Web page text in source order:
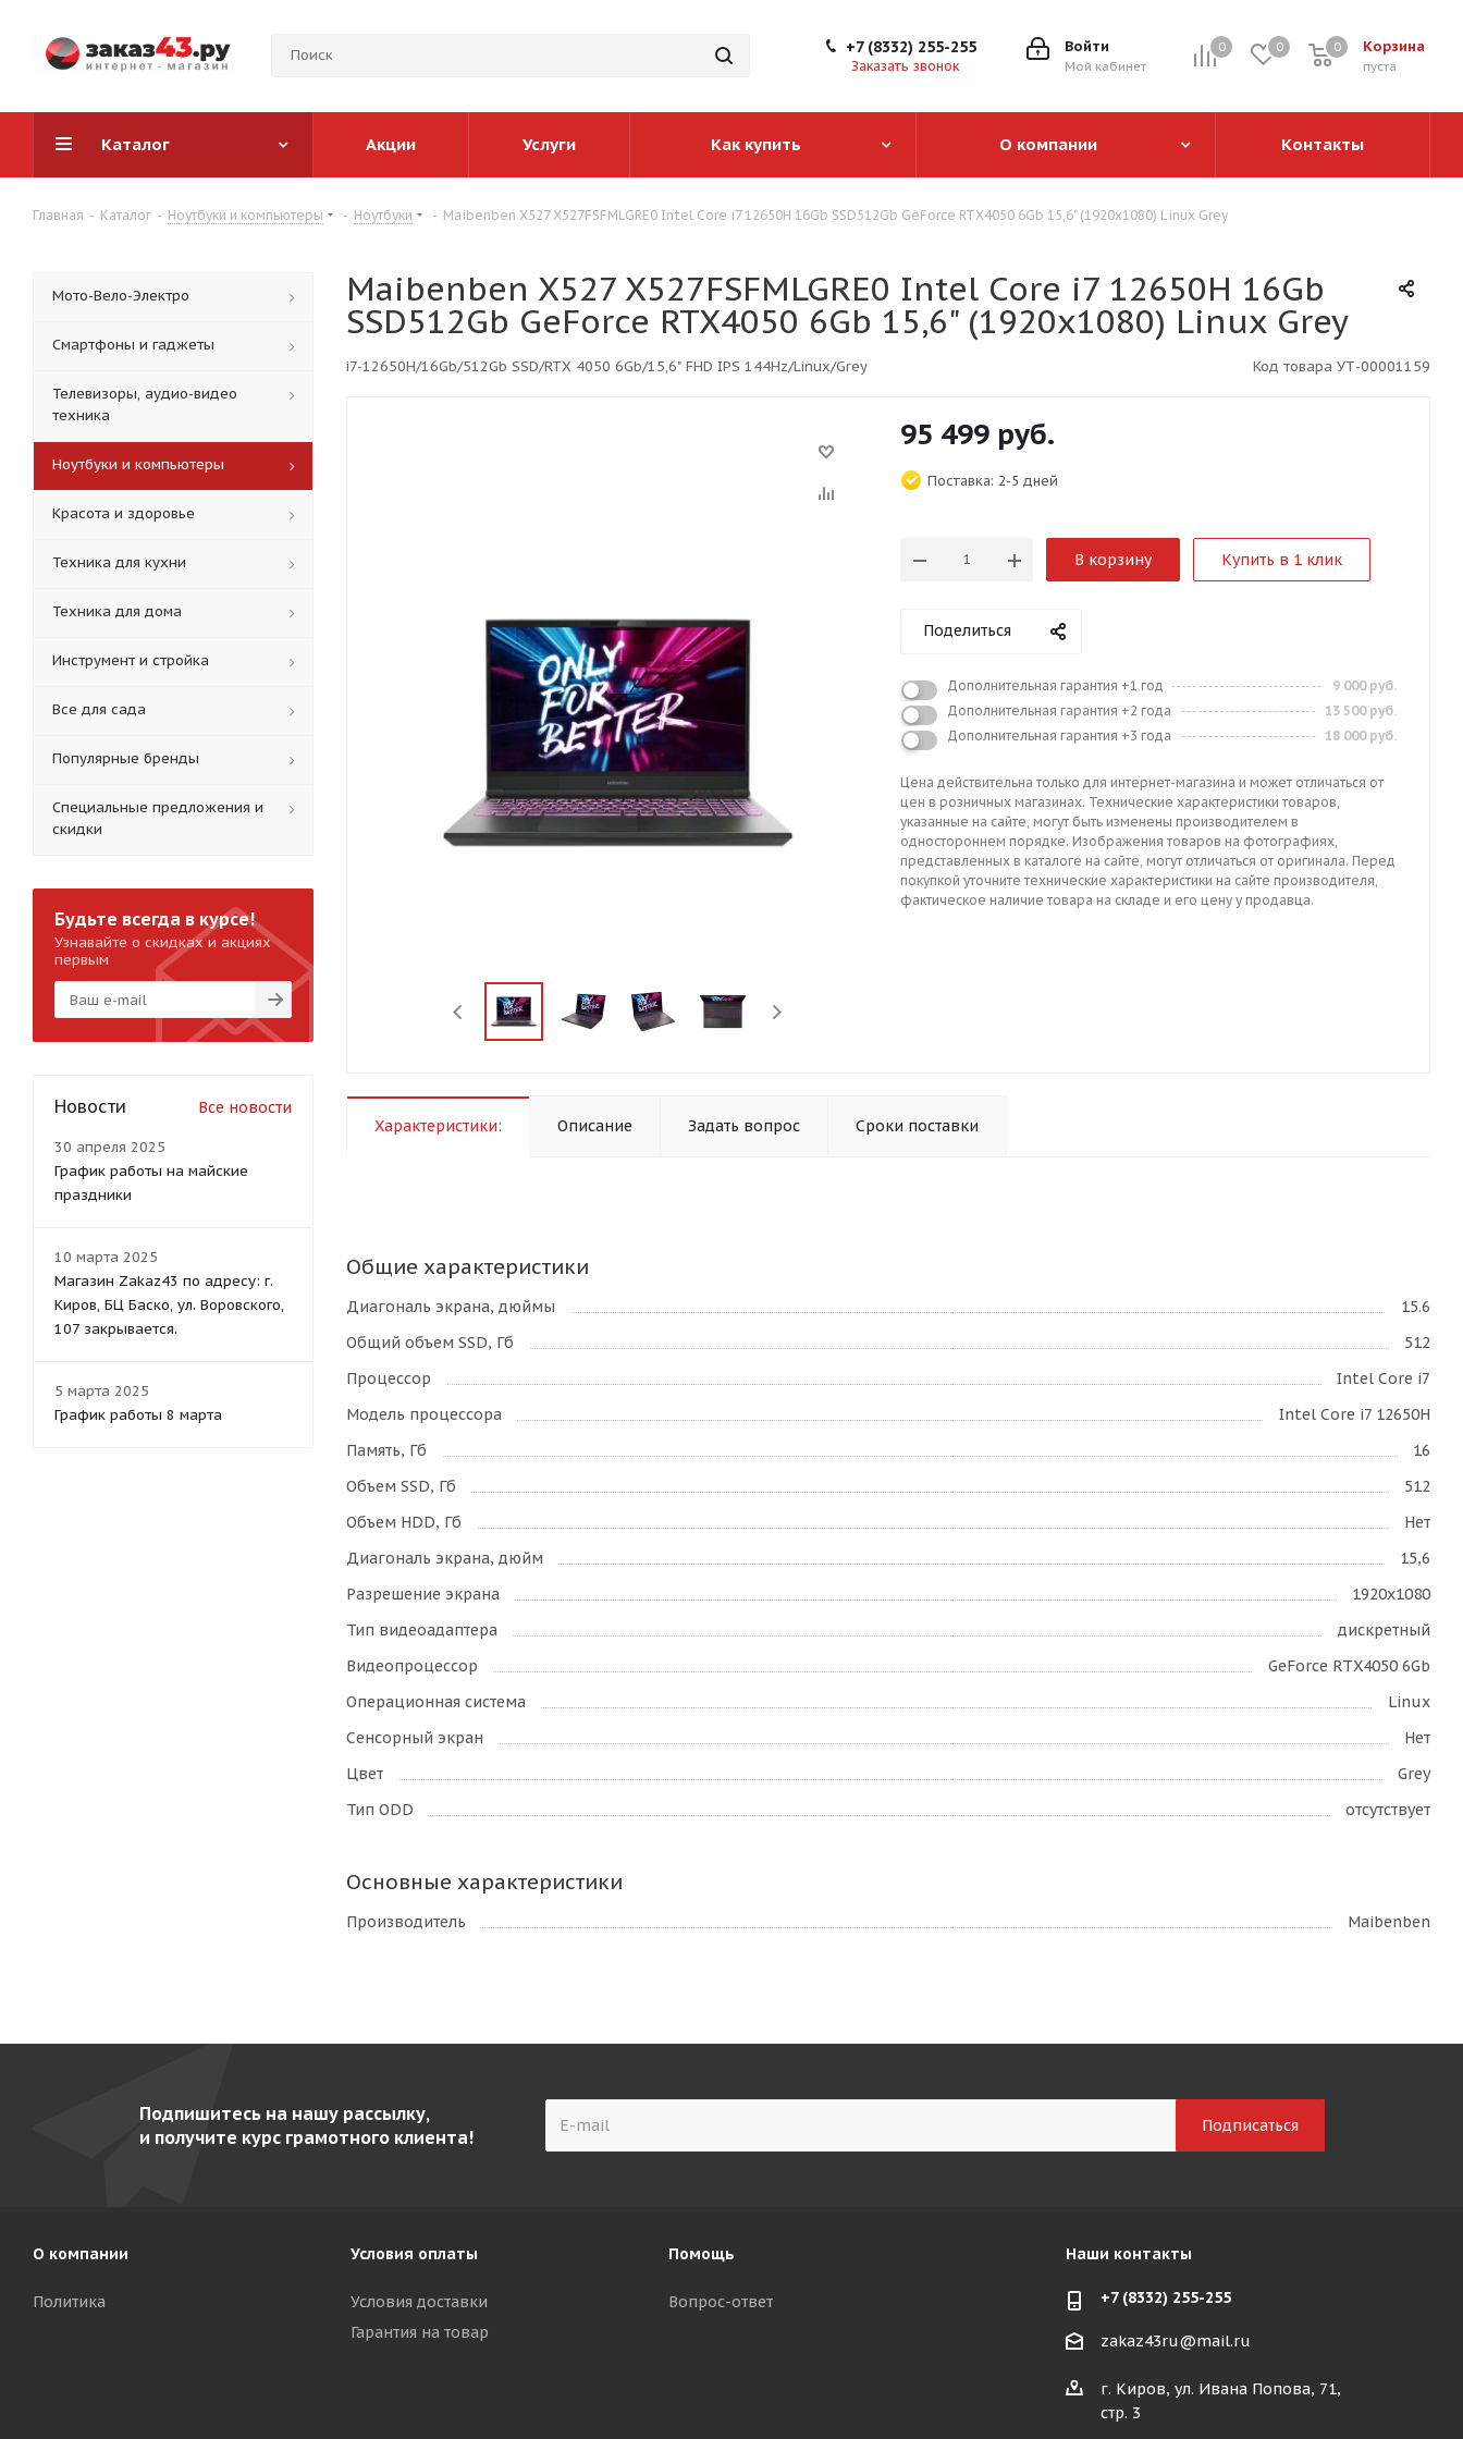
0 0 Корзина
0
пуста
0
Войти
Мой кабинет
+7 (8332) 255-255
Заказать звонок
Каталог Акции Услуги Как купить О компании Контакты
Главная - Каталог - Ноутбуки и компьютеры - Ноутбуки - Maibenben X527 X527FSFMLGRE0 Intel Core i7 12650H 16Gb SSD512Gb GeForce RTX4050 6Gb 15,6" (1920x1080) Linux Grey
Maibenben X527 X527FSFMLGRE0 Intel Core i7 12650H 16Gb
SSD512Gb GeForce RTX4050 6Gb 15,6" (1920x1080) Linux Grey
i7-12650H/16Gb/512Gb SSD/RTX 4050 6Gb/15,6" FHD IPS 144Hz/Linux/Grey Код товара УТ-00001159
95 499 руб.
Поставка: 2-5 дней
В корзину Купить в 1 клик
Поделиться
Дополнительная гарантия +1 год
9 000 руб.
Дополнительная гарантия +2 года
13 500 руб.
Дополнительная гарантия +3 года
18 000 руб.
Цена действительна только для интернет-магазина и может отличаться от
цен в розничных магазинах. Технические характеристики товаров,
указанные на сайте, могут быть изменены производителем в
одностороннем порядке. Изображения товаров на фотографиях,
представленных в каталоге на сайте, могут отличаться от оригинала. Перед
покупкой уточните технические характеристики на сайте производителя,
фактическое наличие товара на складе и его цену у продавца.
Характеристики: Описание Задать вопрос Сроки поставки
Общие характеристики
Диагональ экрана, дюймы
15.6
Общий объем SSD, Гб
512
Процессор
Intel Core i7
Модель процессора
Intel Core i7 12650H
Память, Гб
16
Объем SSD, Гб
512
Объем HDD, Гб
Нет
Диагональ экрана, дюйм
15,6
Разрешение экрана
1920x1080
Тип видеоадаптера
дискретный
Видеопроцессор
GeForce RTX4050 6Gb
Операционная система
Linux
Сенсорный экран
Нет
Цвет
Grey
Тип ODD
отсутствует
Основные характеристики
Производитель Maibenben
Мото-Вело-Электро
Смартфоны и гаджеты
Телевизоры, аудио-видео
техника
Ноутбуки и компьютеры
Красота и здоровье
Техника для кухни
Техника для дома
Инструмент и стройка
Все для сада
Популярные бренды
Специальные предложения и
скидки
Будьте всегда в курсе!
Узнавайте о скидках и акциях
первым
Новости Все новости
30 апреля 2025
График работы на майские
праздники
10 марта 2025
Магазин Zakaz43 по адресу: г.
Киров, БЦ Баско, ул. Воровского,
107 закрывается.
5 марта 2025
График работы 8 марта
Подпишитесь на нашу рассылку,
и получите курс грамотного клиента!
О компании
Политика
Условия оплаты
Условия доставки
Гарантия на товар
Помощь
Вопрос-ответ
Наши контакты
+7 (8332) 255-255
zakaz43ru@mail.ru
г. Киров, ул. Ивана Попова, 71,
стр. 3